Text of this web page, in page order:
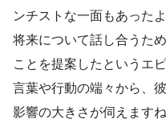
ンチストな一面もあった
将来について話し合うた
ことを提案したというエ
言葉や行動の端々から、
影響の大きさが伺えますね